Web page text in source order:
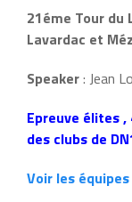
21éme Tour du
Lavardac et
Speaker: Jean
Epreuve élites ,
des clubs de
Voir les équipes